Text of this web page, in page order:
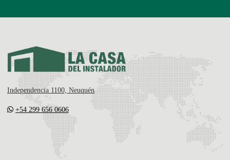
Independencia 1100, Neuquén
+54 299 656 0606